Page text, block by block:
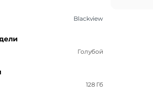
Blackview
Голубой
128 Гб